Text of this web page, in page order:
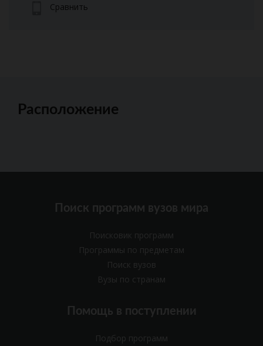
Сравнить
Расположение
Поиск программ вузов мира
Поисковик программ
Программы по предметам
Поиск вузов
Вузы по странам
Помощь в поступлении
Подбор программ